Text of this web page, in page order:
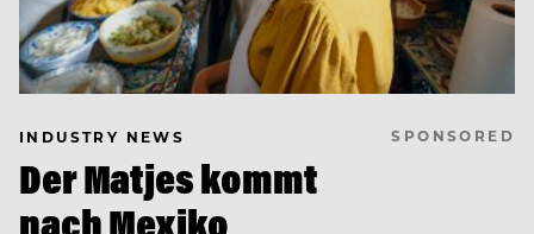
INDUSTRY NEWS SPONSORED
Der Matjes kommt